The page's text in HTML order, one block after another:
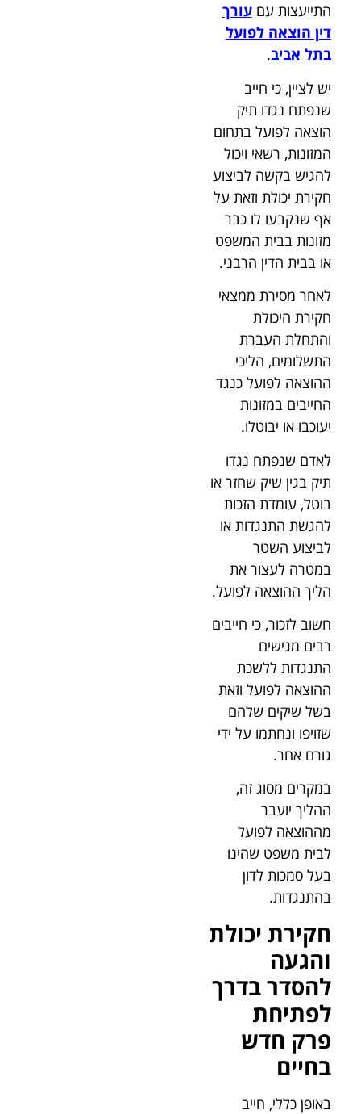
התייעצות עםעורך
דין הוצאה לפועל
בתל אביב.
יש לציין, כי חייב
שנפתח נגדו תיק
הוצאה לפועל בתחום
המזונות, רשאי ויכול
להגיש בקשה לביצוע
חקירת יכולת וזאת על
אף שנקבעו לו כבר
מזונות בבית המשפט
או בבית הדין הרבני.
לאחר מסירת ממצאי
חקירת היכולת
והתחלת העברת
התשלומים, הליכי
ההוצאה לפועל כנגד
החייבים במזונות
יעוכבו או יבוטלו.
לאדם שנפתח נגדו
תיק בגין שיק שחזר או
בוטל, עומדת הזכות
להגשת התנגדות או
לביצוע השטר
במטרה לעצור את
הליך ההוצאה לפועל.
חשוב לזכור, כי חייבים
רבים מגישים
התנגדות ללשכת
ההוצאה לפועל וזאת
בשל שיקים שלהם
שזויפו ונחתמו על ידי
גורם אחר.
במקרים מסוג זה,
ההליך יועבר
מההוצאה לפועל
לבית משפט שהינו
בעל סמכות לדון
בהתנגדות.
חקירת יכולת
והגעה
להסדר בדרך
לפתיחת
פרק חדש
בחיים
באופן כללי, חייב